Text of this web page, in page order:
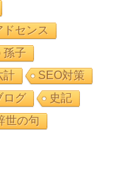
ドセンス
孫子
計
SEO対策
ログ
史記
世の句